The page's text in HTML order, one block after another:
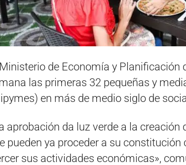
de Economía y Planificación
las primeras 32 pequeñas y
en más de medio siglo de
aprobación da luz verde a la
pueden ya proceder a su
sus actividades económicas»,